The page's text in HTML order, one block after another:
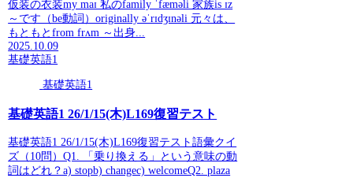
仮装の衣装my maɪ 私のfamily ˈfæməli 家族is ɪz
～です（be動詞）originally əˈrɪdʒɪnəli 元々は、
もともとfrom frʌm ～出身...
2025.10.09
基礎英語1
基礎英語1
基礎英語1 26/1/15(木)L169復習テスト
基礎英語1 26/1/15(木)L169復習テスト語彙クイ
ズ（10問）Q1. 「乗り換える」という意味の動
詞はどれ？a) stopb) changec) welcomeQ2. plaza